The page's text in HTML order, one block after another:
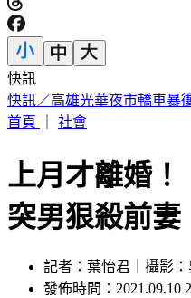
快訊
預告基本工資要漲了！賴清
薪」
上月才離婚
突男狠殺前妻
記者：葉怡君｜攝影：